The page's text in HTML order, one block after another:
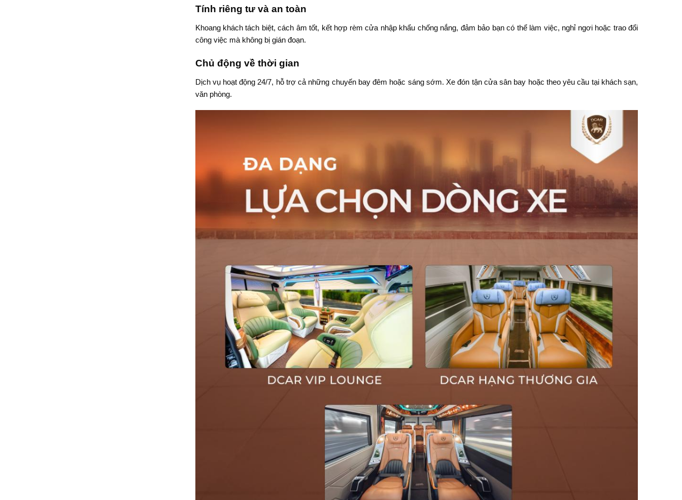
Tính riêng tư và an toàn
Khoang khách tách biệt, cách âm tốt, kết hợp rèm cửa nhập khẩu chống nắng, đảm bảo bạn có thể làm việc, nghỉ ngơi hoặc trao đổi
công việc mà không bị gián đoạn.
Chủ động về thời gian
Dịch vụ hoạt động 24/7, hỗ trợ cả những chuyến bay đêm hoặc sáng sớm. Xe đón tận cửa sân bay hoặc theo yêu cầu tại khách sạn,
văn phòng.